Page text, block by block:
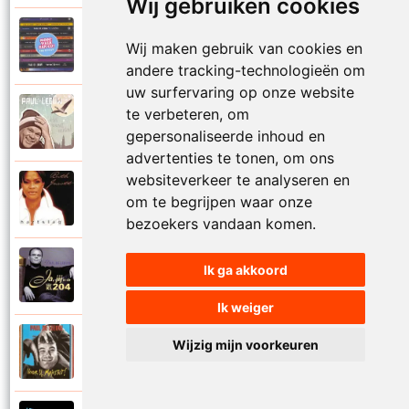
Wij gebruiken cookies
Wij maken gebruik van cookies en
andere tracking-technologieën om
uw surfervaring op onze website
te verbeteren, om
gepersonaliseerde inhoud en
advertenties te tonen, om ons
websiteverkeer te analyseren en
om te begrijpen waar onze
bezoekers vandaan komen.
Ik ga akkoord
Ik weiger
Wijzig mijn voorkeuren
Katinka
Paul De Leeuw
Kerstmis
Ruth Jacott en Paul De Leeuw
Kijk niet uit
KL 204 (Als ik God was)